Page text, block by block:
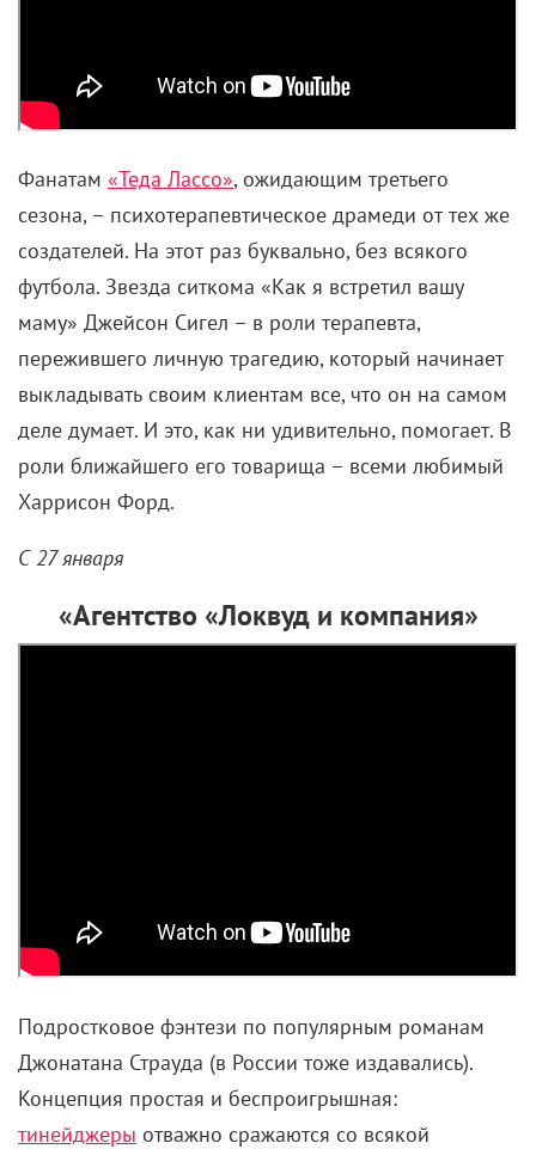
Фанатам «Теда Лассо», ожидающим третьего
сезона, – психотерапевтическое драмеди от тех же
создателей. На этот раз буквально, без всякого
футбола. Звезда ситкома «Как я встретил вашу
маму» Джейсон Сигел – в роли терапевта,
пережившего личную трагедию, который начинает
выкладывать своим клиентам все, что он на самом
деле думает. И это, как ни удивительно, помогает. В
роли ближайшего его товарища – всеми любимый
Харрисон Форд.
С 27 января
«Агентство «Локвуд и компания»
Подростковое фэнтези по популярным романам
Джонатана Страуда (в России тоже издавались).
Концепция простая и беспроигрышная:
тинейджеры отважно сражаются со всякой